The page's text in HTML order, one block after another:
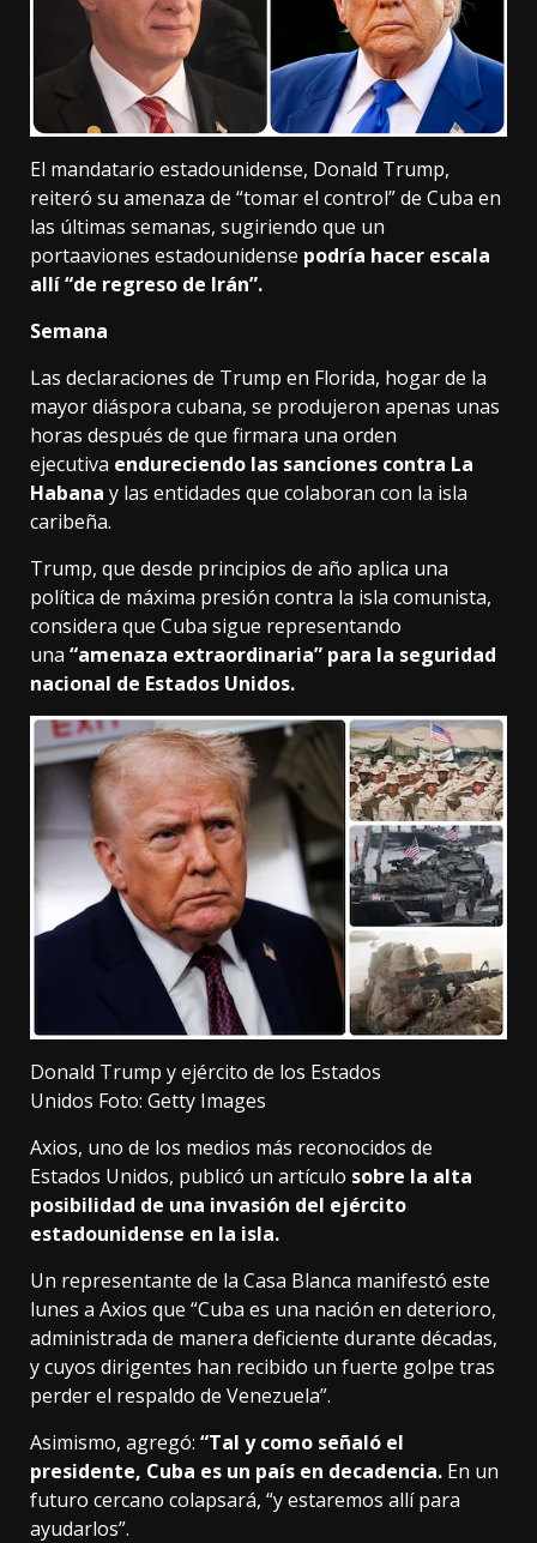
El mandatario estadounidense, Donald Trump,
reiteró su amenaza de “tomar el control” de Cuba en
las últimas semanas, sugiriendo que un
portaaviones estadounidense podría hacer escala
allí “de regreso de Irán”.
Semana
Las declaraciones de Trump en Florida, hogar de la
mayor diáspora cubana, se produjeron apenas unas
horas después de que firmara una orden
ejecutiva endureciendo las sanciones contra La
Habana y las entidades que colaboran con la isla
caribeña.
Trump, que desde principios de año aplica una
política de máxima presión contra la isla comunista,
considera que Cuba sigue representando
una “amenaza extraordinaria” para la seguridad
nacional de Estados Unidos.
Donald Trump y ejército de los Estados
Unidos Foto: Getty Images
Axios, uno de los medios más reconocidos de
Estados Unidos, publicó un artículo sobre la alta
posibilidad de una invasión del ejército
estadounidense en la isla.
Un representante de la Casa Blanca manifestó este
lunes a Axios que “Cuba es una nación en deterioro,
administrada de manera deficiente durante décadas,
y cuyos dirigentes han recibido un fuerte golpe tras
perder el respaldo de Venezuela”.
Asimismo, agregó: “Tal y como señaló el
presidente, Cuba es un país en decadencia. En un
futuro cercano colapsará, “y estaremos allí para
ayudarlos”.